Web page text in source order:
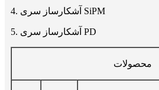
4. آشکارساز سری SiPM
5. آشکارساز سری PD
محصولات